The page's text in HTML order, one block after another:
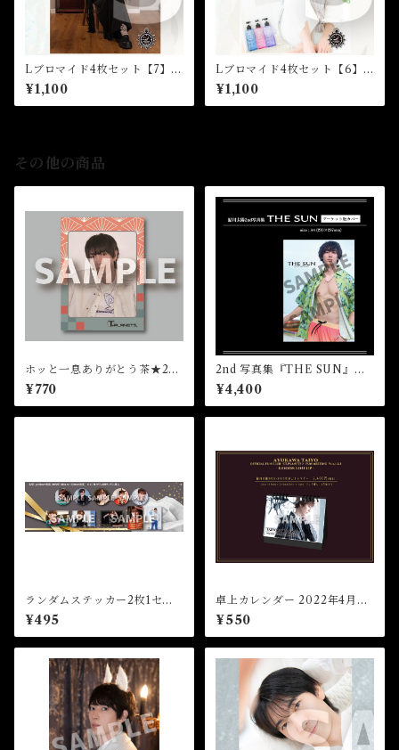
Lブロマイド4枚セット【7】
（全8種）★芸能24周年記念イ
ベント
¥1,100
Lブロマイド4枚セット【6】
（全8種）★芸能24周年記念イ
ベント
¥1,100
その他の商品
ホッと一息ありがとう茶★202
6FCM
¥770
2nd 写真集『THE SUN』プ
ーケット版カバー
¥4,400
ランダムステッカー2枚1セッ
ト（全10種）★35th Birthda
y Event
¥495
卓上カレンダー 2022年4月～
2023年4月（表紙込みの13
枚！）
¥550